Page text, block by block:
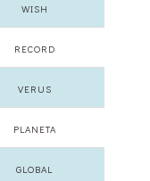
WISH
RECORD
VERUS
PLANETA
GLOBAL